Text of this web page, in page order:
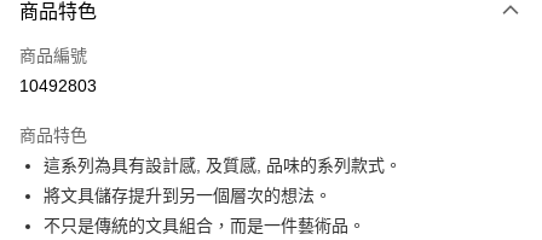
Apple Pay
悠遊付
全盈+PAY
大哥付你分期
相關說明
商品特色
商品編號
10492803
商品特色
這系列為具有設計感, 及質感, 品味的系列款式。
將文具儲存提升到另一個層次的想法。
不只是傳統的文具組合，而是一件藝術品。